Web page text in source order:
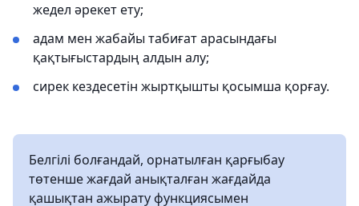
жедел әрекет ету;
адам мен жабайы табиғат арасындағы
қақтығыстардың алдын алу;
сирек кездесетін жыртқышты қосымша қорғау.
Белгілі болғандай, орнатылған қарғыбау
төтенше жағдай анықталған жағдайда
қашықтан ажырату функциясымен